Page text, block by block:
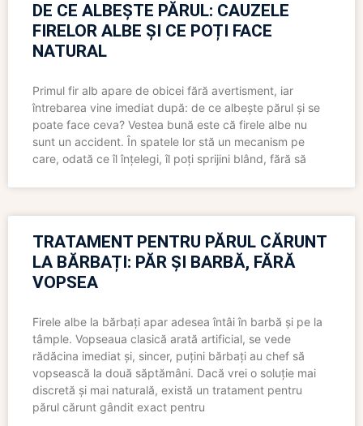
DE CE ALBEȘTE PĂRUL: CAUZELE
FIRELOR ALBE ȘI CE POȚI FACE
NATURAL
Primul fir alb apare de obicei fără avertisment, iar
întrebarea vine imediat după: de ce albește părul și se
poate face ceva? Vestea bună este că firele albe nu
sunt un accident. În spatele lor stă un mecanism pe
care, odată ce îl înțelegi, îl poți sprijini blând, fără să
TRATAMENT PENTRU PĂRUL CĂRUNT
LA BĂRBAȚI: PĂR ȘI BARBĂ, FĂRĂ
VOPSEA
Firele albe la bărbați apar adesea întâi în barbă și pe la
tâmple. Vopseaua clasică arată artificial, se vede
rădăcina imediat și, sincer, puțini bărbați au chef să
vopsească la două săptămâni. Dacă vrei o soluție mai
discretă și mai naturală, există un tratament pentru
părul cărunt gândit exact pentru